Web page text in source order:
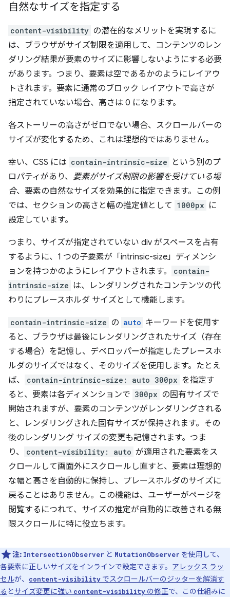
自然なサイズを指定する
content-visibility の潜在的なメリットを実現するに
は、ブラウザがサイズ制限を適用して、コンテンツのレン
ダリング結果が要素のサイズに影響しないようにする必要
があります。つまり、要素は空であるかのようにレイアウ
トされます。要素に通常のブロック レイアウトで高さが
指定されていない場合、高さは 0 になります。
各ストーリーの高さがゼロでない場合、スクロールバーの
サイズが変化するため、これは理想的ではありません。
幸い、CSS には contain-intrinsic-size
という別のプ
ロパティがあり、 要素がサイズ制限の影響を受けている場
合、要素の自然なサイズを効果的に指定できます。この例
では、セクションの高さと幅の推定値として 1000px に
設定しています。
つまり、サイズが指定されていない div がスペースを占有
するように、1 つの子要素が「intrinsic-size」ディメンシ
ョンを持つかのようにレイアウトされます。
contain-
intrinsic-size は、レンダリングされたコンテンツの代
わりにプレースホルダ サイズとして機能します。
contain-intrinsic-size の auto キーワードを使用す
ると、ブラウザは最後にレンダリングされたサイズ（存在
する場合）を記憶し、デベロッパーが指定したプレースホ
ルダのサイズではなく、そのサイズを使用します。たとえ
ば、
contain-intrinsic-size: auto 300px を指定す
ると、要素は各ディメンションで 300px の固有サイズで
開始されますが、要素のコンテンツがレンダリングされる
と、レンダリングされた固有サイズが保持されます。その
後のレンダリング サイズの変更も記憶されます。つま
り、
content-visibility: auto が適用された要素をス
クロールして画面外にスクロールし直すと、要素は理想的
な幅と高さを自動的に保持し、プレースホルダのサイズに
戻ることはありません。この機能は、ユーザーがページを
閲覧するにつれて、サイズの推定が自動的に改善される無
限スクロールに特に役立ちます。
注: IntersectionObserver と MutationObserver を使用して、
各要素に正しいサイズをインラインで設定できます。 アレックス ラッ
セルが、 content-visibility でスクロールバーのジッターを解消す
る とサイズ変更に強い content-visibility の修正で、この仕組みに